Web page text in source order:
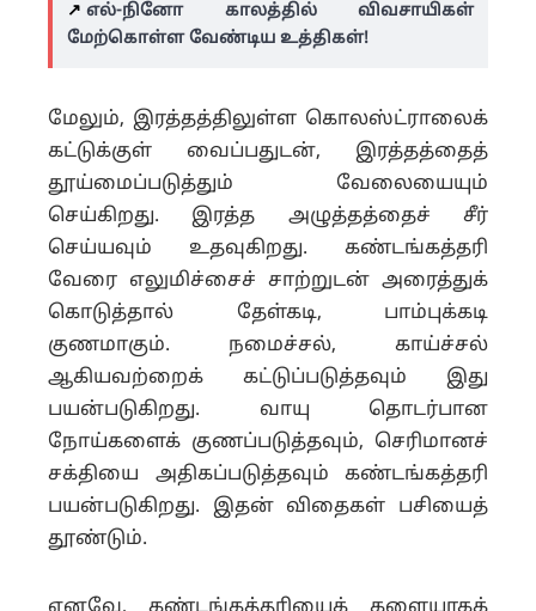
↗️ எல்-நினோ காலத்தில் விவசாயிகள்
மேற்கொள்ள வேண்டிய உத்திகள்!
மேலும், இரத்தத்திலுள்ள கொலஸ்ட்ராலைக்
கட்டுக்குள் வைப்பதுடன், இரத்தத்தைத்
தூய்மைப்படுத்தும் வேலையையும்
செய்கிறது. இரத்த அழுத்தத்தைச் சீர்
செய்யவும் உதவுகிறது. கண்டங்கத்தரி
வேரை எலுமிச்சைச் சாற்றுடன் அரைத்துக்
கொடுத்தால் தேள்கடி, பாம்புக்கடி
குணமாகும். நமைச்சல், காய்ச்சல்
ஆகியவற்றைக் கட்டுப்படுத்தவும் இது
பயன்படுகிறது. வாயு தொடர்பான
நோய்களைக் குணப்படுத்தவும், செரிமானச்
சக்தியை அதிகப்படுத்தவும் கண்டங்கத்தரி
பயன்படுகிறது. இதன் விதைகள் பசியைத்
தூண்டும்.